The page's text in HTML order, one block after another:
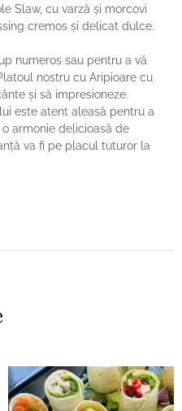
Slaw, cu varză și morcovi
cremos și delicat dulce.
numeros sau pentru a vă
nostru cu Aripioare cu
și să impresioneze.
este atent aleasă pentru a
armonie delicioasă de
va fi pe placul tuturor la